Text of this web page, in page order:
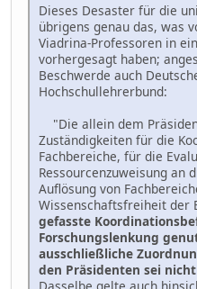
Dieses Desaster für die
übrigens genau das, was
Viadrina-Professoren in
vorhergesagt haben;
Beschwerde auch
Hochschullehrerbund:
"Die allein dem
Zuständigkeiten für die
Fachbereiche, für die
Ressourcenzuweisung an
Auflösung von
Wissenschaftsfreiheit der
gefasste
Forschungslenkung
ausschließliche
den Präsidenten sei
Dasselbe gelte auch